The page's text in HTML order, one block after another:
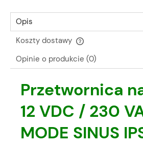
Opis
Koszty dostawy
Cena nie zawiera ewentualnych kosztów
Opinie o produkcie (0)
Przetwornica
12 VDC / 230
MODE SINUS